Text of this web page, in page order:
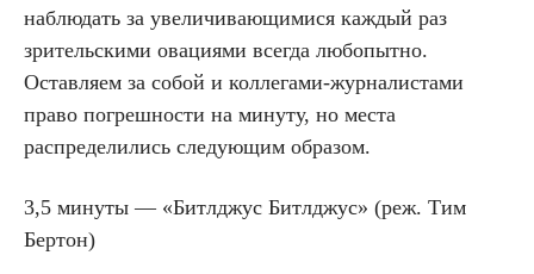
наблюдать за увеличивающимися каждый раз
зрительскими овациями всегда любопытно.
Оставляем за собой и коллегами-журналистами
право погрешности на минуту, но места
распределились следующим образом.
3,5 минуты — «Битлджус Битлджус» (реж. Тим
Бертон)